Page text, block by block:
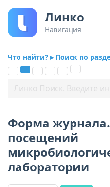
Линко
Навигация
Что найти? ▸ Поиск по
Форма журнала.
посещений
лаборатории